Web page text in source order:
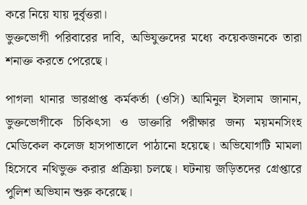
করে নিয়ে যায় দুর্বৃত্তরা।
ভুক্তভোগী পরিবারের দাবি, অভিযুক্তদের মধ্যে কয়েকজনকে তারা
শনাক্ত করতে পেরেছে।
পাগলা থানার ভারপ্রাপ্ত কর্মকর্তা (ওসি) আমিনুল ইসলাম জানান,
ভুক্তভোগীকে চিকিৎসা ও ডাক্তারি পরীক্ষার জন্য ময়মনসিংহ
মেডিকেল কলেজ হাসপাতালে পাঠানো হয়েছে। অভিযোগটি মামলা
হিসেবে নথিভুক্ত করার প্রক্রিয়া চলছে। ঘটনায় জড়িতদের গ্রেপ্তারে
পুলিশ অভিযান শুরু করেছে।